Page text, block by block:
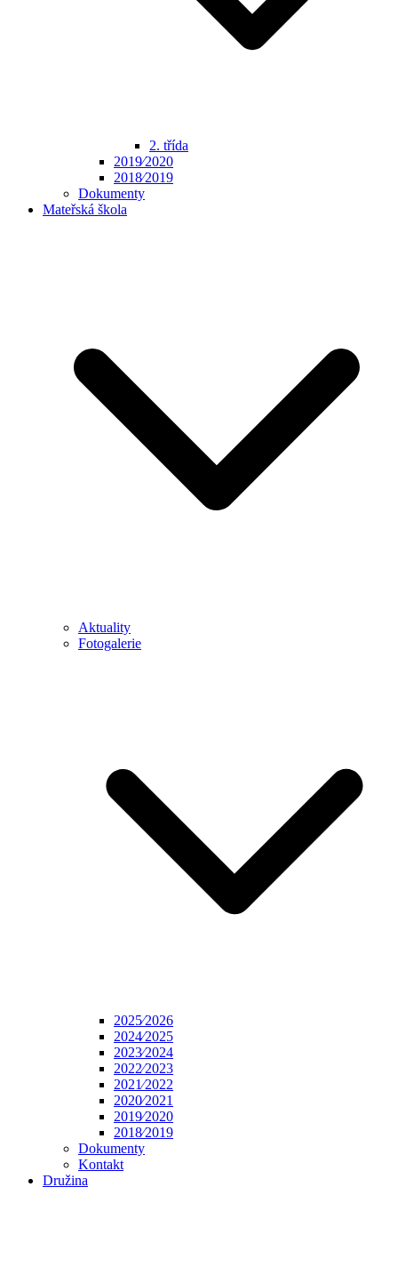
2. třída
2019⁄2020
2018⁄2019
Dokumenty
Mateřská škola
Aktuality
Fotogalerie
2025⁄2026
2024⁄2025
2023⁄2024
2022⁄2023
2021⁄2022
2020⁄2021
2019⁄2020
2018⁄2019
Dokumenty
Kontakt
Družina